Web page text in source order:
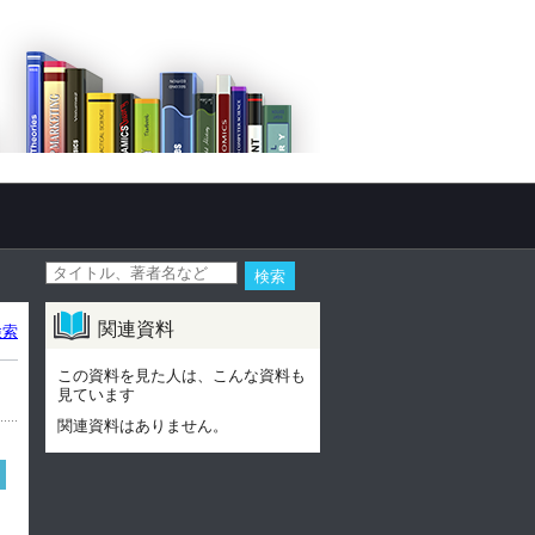
関連資料
この資料を見た人は、こんな資料も
見ています
関連資料はありません。